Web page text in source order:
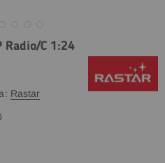
Radio/C 1:24
Rastar